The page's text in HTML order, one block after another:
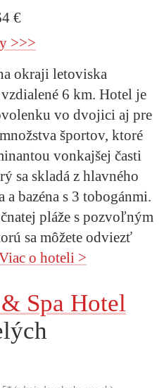
€
>>>
okraji letoviska
6 km. Hotel je
vo dvojici aj pre
športov, ktoré
vonkajšej časti
sa skladá z hlavného
a bazéna s 3 tobogánmi.
pláže s pozvoľným
sa môžete odviezť
o hoteli >
Spa Hotel